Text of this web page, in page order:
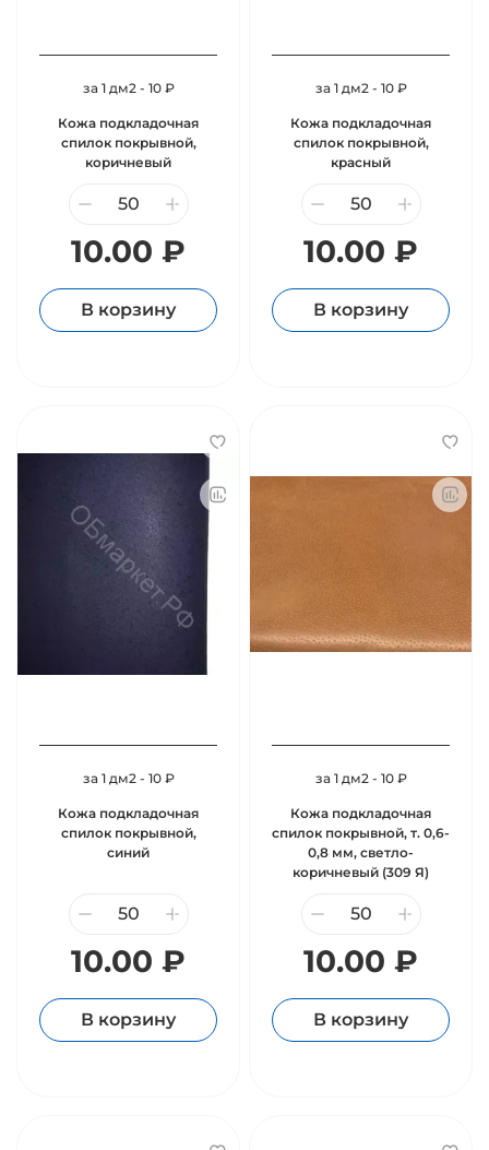
за 1 дм2 - 10 ₽
Кожа подкладочная
спилок покрывной,
коричневый
10.00 ₽
В корзину
за 1 дм2 - 10 ₽
Кожа подкладочная
спилок покрывной,
красный
10.00 ₽
В корзину
за 1 дм2 - 10 ₽
Кожа подкладочная
спилок покрывной,
синий
10.00 ₽
В корзину
за 1 дм2 - 10 ₽
Кожа подкладочная
спилок покрывной, т. 0,6-
0,8 мм, светло-
коричневый (309 Я)
10.00 ₽
В корзину